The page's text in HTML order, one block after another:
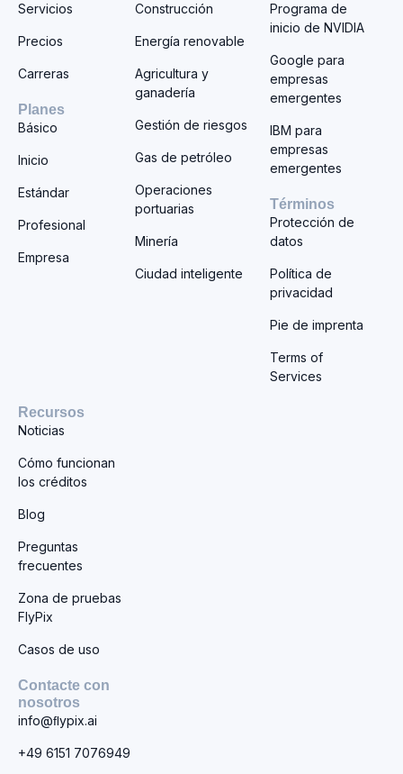
Servicios
Precios
Carreras
Planes
Básico
Inicio
Estándar
Profesional
Empresa
Construcción
Energía renovable
Agricultura y
ganadería
Gestión de riesgos
Gas de petróleo
Operaciones
portuarias
Minería
Ciudad inteligente
Programa de
inicio de NVIDIA
Google para
empresas
emergentes
IBM para
empresas
emergentes
Términos
Protección de
datos
Política de
privacidad
Pie de imprenta
Terms of
Services
Recursos
Noticias
Cómo funcionan
los créditos
Blog
Preguntas
frecuentes
Zona de pruebas
FlyPix
Casos de uso
Contacte con
nosotros
info@ﬂypix.ai
+49 6151 7076949